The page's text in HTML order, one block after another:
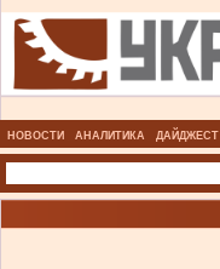
НОВОСТИ АНАЛИТИКА ДАЙДЖЕСТ